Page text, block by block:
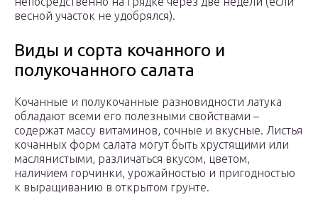
весной участок не удобрялся).
Виды и сорта кочанного и
полукочанного салата
Кочанные и полукочанные разновидности латука
обладают всеми его полезными свойствами –
содержат массу витаминов, сочные и вкусные. Листья
кочанных форм салата могут быть хрустящими или
маслянистыми, различаться вкусом, цветом,
наличием горчинки, урожайностью и пригодностью
к выращиванию в открытом грунте.